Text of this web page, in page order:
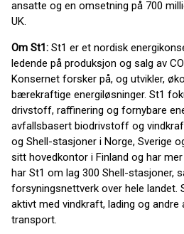
ansatte og en omsetning på 700
UK.
Om St1: St1 er et nordisk
ledende på produksjon og salg av
Konsernet forsker på, og utvikler,
bærekraftige energiløsninger. St1
drivstoff, raffinering og fornybare
avfallsbasert biodrivstoff og
og Shell-stasjoner i Norge, Sverige
sitt hovedkontor i Finland og har
har St1 om lag 300 Shell-stasjoner,
forsyningsnettverk over hele landet.
aktivt med vindkraft, lading og
transport.